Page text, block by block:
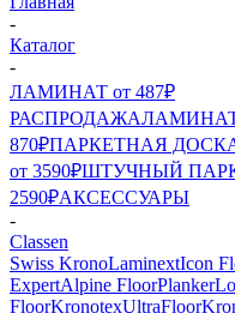
-
Каталог
-
ЛАМИНАТ от 487₽
РАСПРОДАЖАЛАМИНАТ
870₽ПАРКЕТНАЯ ДОСКА
от 3590₽ШТУЧНЫЙ
2590₽АКСЕССУАРЫ
-
Classen
Swiss KronoLaminextIcon
ExpertAlpine FloorPlanker
FloorKronotexUltraFloor